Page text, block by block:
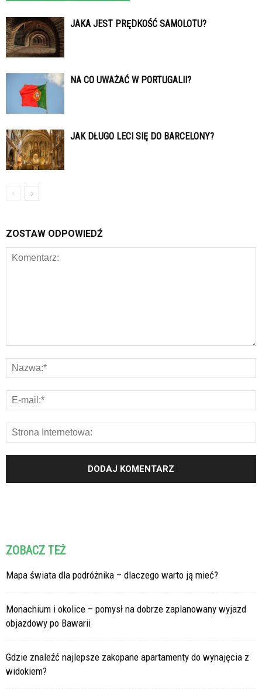
JAKA JEST PRĘDKOŚĆ SAMOLOTU?
NA CO UWAŻAĆ W PORTUGALII?
JAK DŁUGO LECI SIĘ DO BARCELONY?
ZOSTAW ODPOWIEDŹ
ZOBACZ TEŻ
Mapa świata dla podróżnika – dlaczego warto ją mieć?
Monachium i okolice – pomysł na dobrze zaplanowany wyjazd
objazdowy po Bawarii
Gdzie znaleźć najlepsze zakopane apartamenty do wynajęcia z
widokiem?